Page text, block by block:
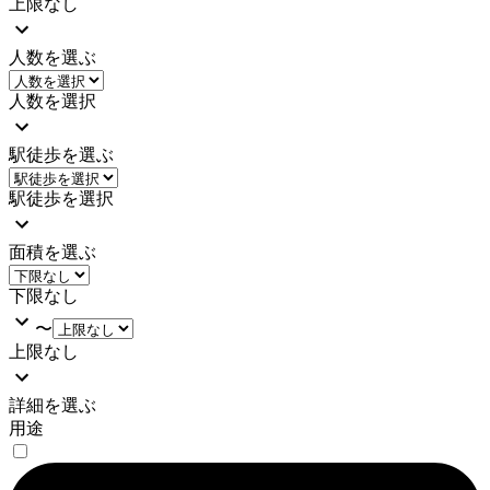
人数を選ぶ
人数を選択
駅徒歩を選ぶ
駅徒歩を選択
面積を選ぶ
下限なし
〜
上限なし
詳細を選ぶ
用途